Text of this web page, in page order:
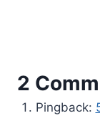
2
Pingback: